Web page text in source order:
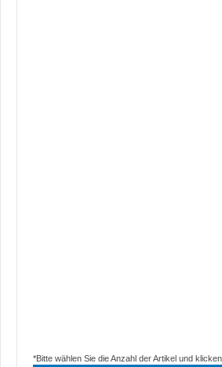
*Bitte wählen Sie die Anzahl der Artikel und